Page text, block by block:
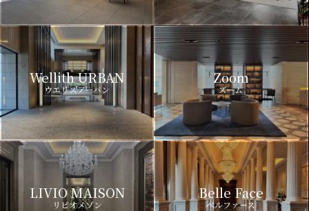
Wellith URBAN
ウエリスアーバン
Zoom
ズーム
LIVIO MAISON
リビオメゾン
Belle Face
ベルファース